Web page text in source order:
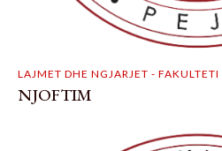
LAJMET DHE NGJARJET -
NJOFTIM